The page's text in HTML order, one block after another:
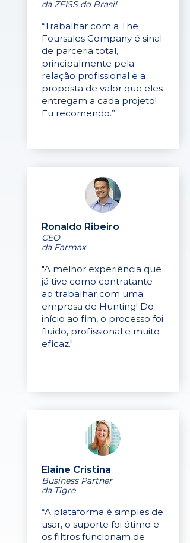
da ZEISS do Brasil
“Trabalhar com a The
Foursales Company é sinal
de parceria total,
principalmente pela
relação profissional e a
proposta de valor que eles
entregam a cada projeto!
Eu recomendo.”
Ronaldo Ribeiro
CEO
da Farmax
"A melhor experiência que
já tive como contratante
ao trabalhar com uma
empresa de Hunting! Do
início ao fim, o processo foi
fluido, profissional e muito
eficaz."
Elaine Cristina
Business Partner
da Tigre
“A plataforma é simples de
usar, o suporte foi ótimo e
os filtros funcionam de